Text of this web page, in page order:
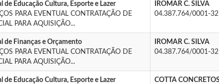
Educação Cultura, Esporte e Lazer
PARA EVENTUAL CONTRATAÇÃO DE
PARA AQUISIÇÃO...
IROMAR C. SILVA
04.387.764/0001-32
de Finanças e Orçamento
PARA EVENTUAL CONTRATAÇÃO DE
PARA AQUISIÇÃO...
IROMAR C. SILVA
04.387.764/0001-32
Educação Cultura, Esporte e Lazer
COTTA